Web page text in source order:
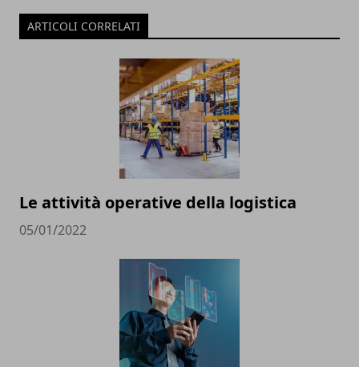
ARTICOLI CORRELATI
Le attività operative della logistica
05/01/2022